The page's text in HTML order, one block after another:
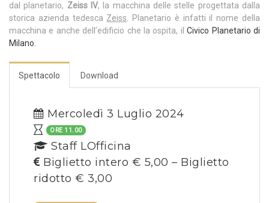
dal planetario, Zeiss IV, la macchina delle stelle progettata dalla
storica azienda tedesca Zeiss. Planetario è infatti il nome della
macchina e anche dell’edificio che la ospita, ilCivico Planetario di
Milano.
Spettacolo Download
Mercoledì 3 Luglio 2024
ORE 11.00
Staff LOfficina
Biglietto intero € 5,00 – Biglietto
ridotto € 3,00